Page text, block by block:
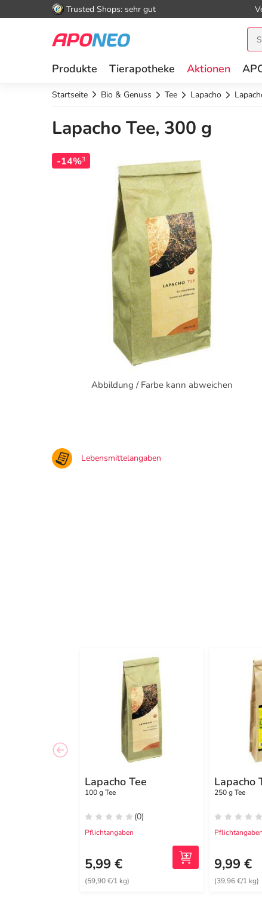
Trusted Shops: sehr gut
Produkte Tierapotheke Aktionen
Startseite Bio & Genuss Tee Lapacho
Lapacho Tee, 300 g
-14%3
Abbildung / Farbe kann abweichen
Lebensmittelangaben
Lapacho Tee
100 g Tee
(0)
Pflichtangaben
5,99 €
(59,90 €/1 kg)
Lapacho
250 g Tee
Pflichtangaben
9,99 €
(39,96 €/1 kg)